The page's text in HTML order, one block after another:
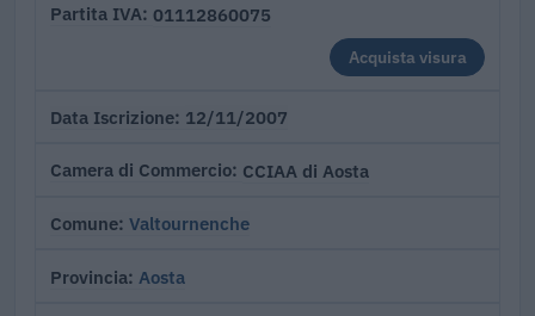
Partita IVA 01112860075
Acquista visura
Data Iscrizione 12/11/2007
Camera di Commercio CCIAA di Aosta
Comune Valtournenche
Provincia Aosta